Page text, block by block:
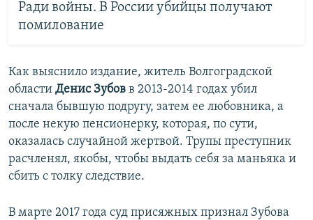
Ради войны. В России убийцы получают
помилование
Как выяснило издание, житель Волгоградской
области Денис Зубов в 2013-2014 годах убил
сначала бывшую подругу, затем ее любовника, а
после некую пенсионерку, которая, по сути,
оказалась случайной жертвой. Трупы преступник
расчленял, якобы, чтобы выдать себя за маньяка и
сбить с толку следствие.
В марте 2017 года суд присяжных признал Зубова